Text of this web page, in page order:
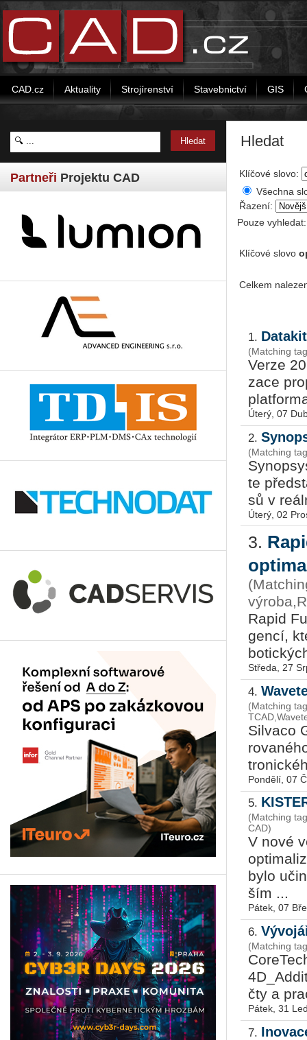
CAD.cz Aktuality Strojírenství Stavebnictví GIS
Partneři Projektu CAD
Hledat
Klíčové slovo:
Všechna
Řazení:
Pouze
Klíčové slovo
Celkem
1.
(Matching
Verze
za­ce
Úterý, 07
2.
(Matching
te
sů v
Úterý, 02
3.
Rapid
gen­cí,
Středa, 27
4.
(Matching
Sil­va­co
Pondělí, 07
5.
(Matching
CAD)
V nové
bylo
ším ...
Pátek, 07
6.
(Matching
čty a
Pátek, 31
7.